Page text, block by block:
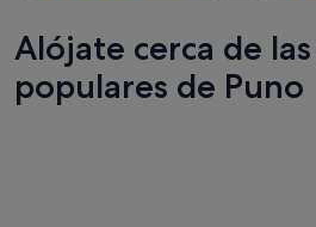
Alójate cerca de
populares de Puno